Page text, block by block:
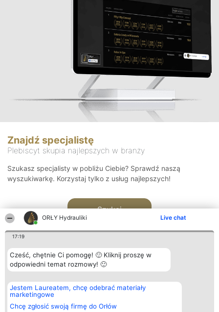
ORŁY Hydrauliki Live chat
17:19
Cześć, chętnie Ci pomogę! 🙂 Kliknij proszę w
odpowiedni temat rozmowy! 🙂
Jestem Laureatem, chcę odebrać materiały
marketingowe
Chcę zgłosić swoją firmę do Orłów
Znajdź specjalistę
Plebiscyt skupia najlepszych w branży
Szukasz specjalisty w pobliżu Ciebie? Sprawdź naszą
wyszukiwarkę. Korzystaj tylko z usług najlepszych!
Szukaj
Organizator plebiscytu
Bright Side Solutions sp. z o.
o. sp. k.
ul. Ruska 22
Wrocław 50-079
Plebiscyt
Laureaci
wszystkich
Laureatów
Kontakt
Kontakt